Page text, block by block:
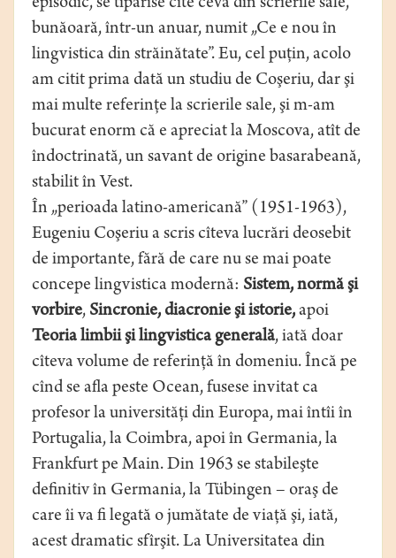
episodic, se tipărise cîte ceva din scrierile sale,
bunăoară, într-un anuar, numit „Ce e nou în
lingvistica din străinătate”. Eu, cel puţin, acolo
am citit prima dată un studiu de Coşeriu, dar şi
mai multe referinţe la scrierile sale, şi m-am
bucurat enorm că e apreciat la Moscova, atît de
îndoctrinată, un savant de origine basarabeană,
stabilit în Vest.
În „perioada latino-americană” (1951-1963),
Eugeniu Coşeriu a scris cîteva lucrări deosebit
de importante, fără de care nu se mai poate
concepe lingvistica modernă: Sistem, normă şi
vorbire, Sincronie, diacronie şi istorie,apoi
Teoria limbii şi lingvistica generală, iată doar
cîteva volume de referinţă în domeniu. Încă pe
cînd se afla peste Ocean, fusese invitat ca
profesor la universităţi din Europa, mai întîi în
Portugalia, la Coimbra, apoi în Germania, la
Frankfurt pe Main. Din 1963 se stabileşte
definitiv în Germania, la Tübingen – oraş de
care îi va fi legată o jumătate de viaţă şi, iată,
acest dramatic sfîrşit. La Universitatea din